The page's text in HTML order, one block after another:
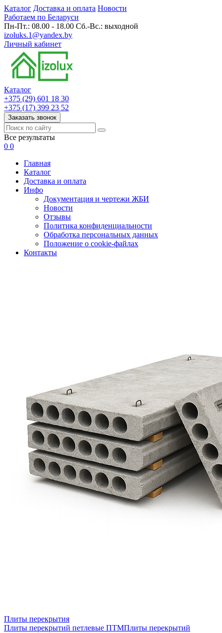
Каталог Доставка и оплата Новости
Работаем по Беларуси
Пн-Пт.: 08.00 - 18.00 Сб.-Вс.: выходной
izoluks.1@yandex.by
Личный кабинет
Каталог
+375 (29) 601 18 30
+375 (17) 399 23 52
Заказать звонок
Все результаты
0 0
Главная
Каталог
Доставка и оплата
Инфо
Документация и чертежи ЖБИ
Новости
Отзывы
Политика конфиденциальности
Обработка персональных данных
Положение о cookie-файлах
Контакты
Плиты перекрытия
Плиты перекрытий петлевые ПТМПлиты перекрытий